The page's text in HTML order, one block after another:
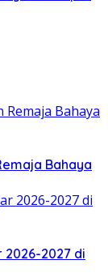
Bahaya
2026-2027 di